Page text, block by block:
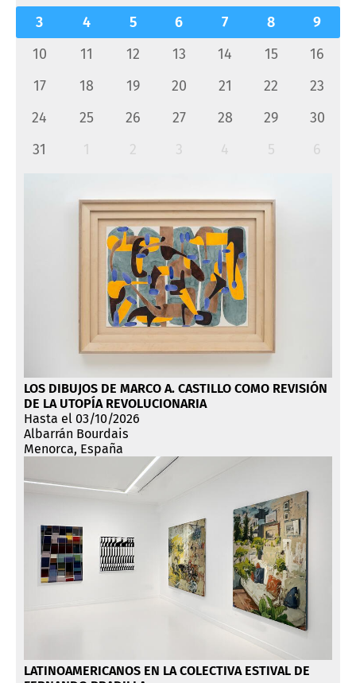
LOS DIBUJOS DE MARCO A. CASTILLO COMO REVISIÓN
DE LA UTOPÍA REVOLUCIONARIA
Hasta el 03/10/2026
Albarrán Bourdais
Menorca, España
LATINOAMERICANOS EN LA COLECTIVA ESTIVAL DE
3
4 5 6 7 8
9
10
11 12 13 14 15
16
17
18 19 20 21 22
23
24
25 26 27 28 29
30
31
1 2 3 4 5 6